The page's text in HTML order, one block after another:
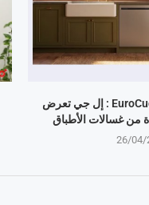
معرض EuroCucina 2026 : إل جي تعرض
من غسالات الأطباق
26/04/